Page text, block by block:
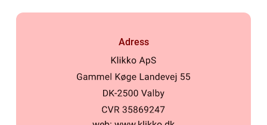
Adress